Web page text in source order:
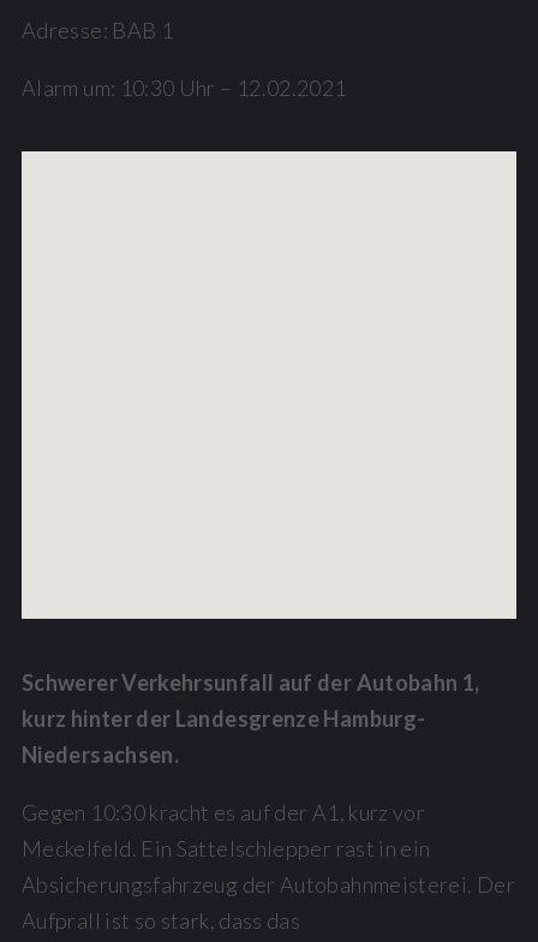
Adresse: BAB 1
Alarm um: 10:30 Uhr – 12.02.2021
Schwerer Verkehrsunfall auf der Autobahn 1,
kurz hinter der Landesgrenze Hamburg-
Niedersachsen.
Gegen 10:30 kracht es auf der A1, kurz vor
Meckelfeld. Ein Sattelschlepper rast in ein
Absicherungsfahrzeug der Autobahnmeisterei. Der
Aufprall ist so stark, dass das